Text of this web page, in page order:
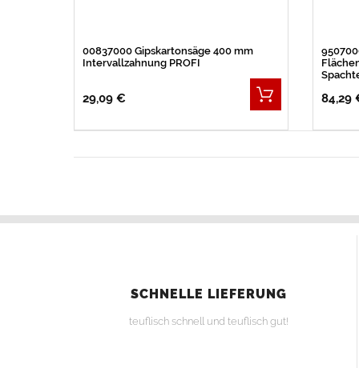
00837000 Gipskartonsäge 400 mm
Intervallzahnung PROFI
29,09 € 84,29
SCHNELLE LIEFERUNG
teuflisch schnell und teuflisch gut!